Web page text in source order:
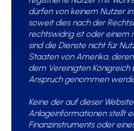
dürfen von keinem Nutzer
soweit dies nach der
rechtswidrig ist oder einem
sind die Dienste nicht für
Staaten von Amerika,
dem Vereinigten
Anspruch genommen
Keine der auf dieser
Anlageinformationen stellt
Finanzinstruments oder